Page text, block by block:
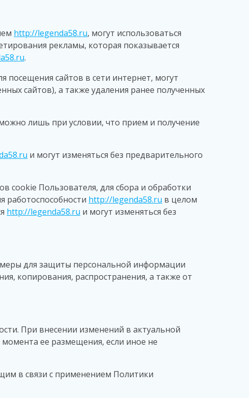
http://legenda58.ru, могут использоваться
рекламы, которая показывается
.
посещения сайтов в сети интернет, могут
сайтов), а также удаления ранее полученных
лишь при условии, что прием и получение
и могут изменяться без предварительного
cookie Пользователя, для сбора и обработки
работоспособности http://legenda58.ru в целом
http://legenda58.ru и могут изменяться без
для защиты персональной информации
копирования, распространения, а также от
При внесении изменений в актуальной
момента ее размещения, если иное не
в связи с применением Политики